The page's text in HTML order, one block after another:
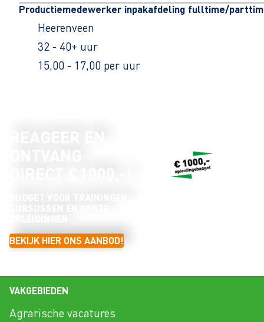
Productiemedewerker inpakafdeling fulltime/
Heerenveen
32 - 40+ uur
15,00 - 17,00 per uur
BEKIJK HIER ONS AANBOD!
VAKGEBIEDEN
Agrarische vacatures